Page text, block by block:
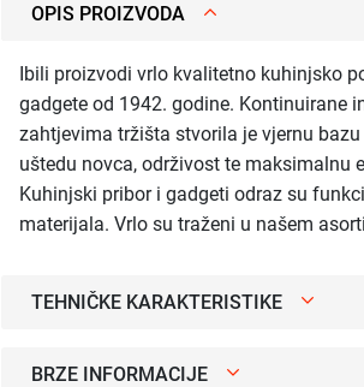
OPIS PROIZVODA
Ibili proizvodi vrlo kvalitetno kuhinjsko
gadgete od 1942. godine. Kontinuirane
zahtjevima tržišta stvorila je vjernu
uštedu novca, održivost te maksimalnu
Kuhinjski pribor i gadgeti odraz su
materijala. Vrlo su traženi u našem
TEHNIČKE KARAKTERISTIKE
BRZE INFORMACIJE